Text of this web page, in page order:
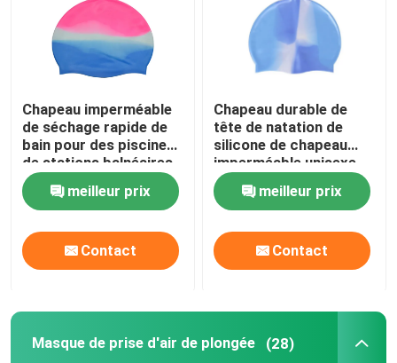
Chapeau imperméable
de séchage rapide de
bain pour des piscines
de stations balnéaires
meilleur prix
Contact
Chapeau durable de
tête de natation de
silicone de chapeau
imperméable unisexe
de bain
meilleur prix
Contact
Masque de prise d'air de plongée (28)